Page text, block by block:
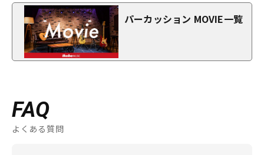
パーカッション MOVIE一覧
FAQ
よくある質問